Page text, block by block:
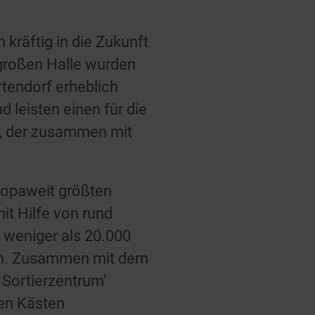
kräftig in die Zukunft
Halle wurden
erheblich
leisten einen für die
der zusammen mit
größten
Hilfe von rund
als 20.000
Zusammen mit dem
Kästen